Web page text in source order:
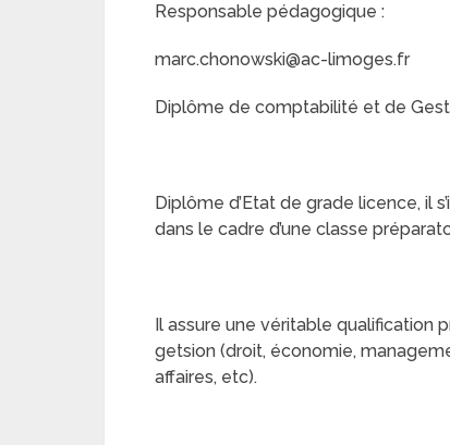
Responsable pédagogique :
marc.chonowski@ac-limoges.fr
Diplôme de comptabilité et de
Diplôme d’Etat de grade licence, il
dans le cadre d’une classe
Il assure une véritable qualification
getsion (droit, économie,
affaires, etc).